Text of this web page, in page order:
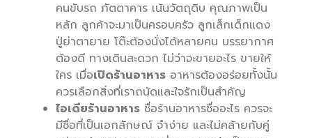
คนขับรถ ภัตตาคาร เน้นวัตถุดิบ คุณภาพเป็น
หลัก ลูกค้าจะมาเป็นครอบครัว ลูกเล็กเด็กแดง
ปู่ย่าตายาย โต๊ะต้องนั่งได้หลายคน บรรยากาศ
ต้องดี ทางเดินสะดวก ไม่ว่าจะขายอะไร ขายให้
ใคร เมื่อเปิดร้านอาหาร อาหารต้องอร่อยทั้งนั้น
ควรเลือกสิ่งที่เราถนัดและใจรักเป็นสำคัญ
ไอเดียร้านอาหาร ชื่อร้านอาหารชื่ออะไร ควรจะ
มีชื่อที่เป็นเอกลักษณ์ จำง่าย และไม่คล้ายกับคู่